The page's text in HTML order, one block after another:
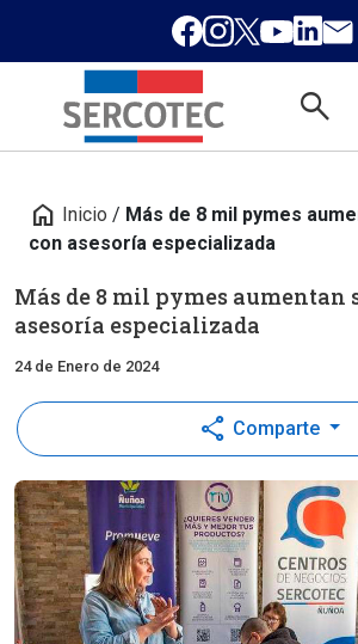
search
home Inicio / Más de 8 mil pymes
con asesoría especializada
Más de 8 mil pymes aumentan
asesoría especializada
24 de Enero de 2024
share Comparte